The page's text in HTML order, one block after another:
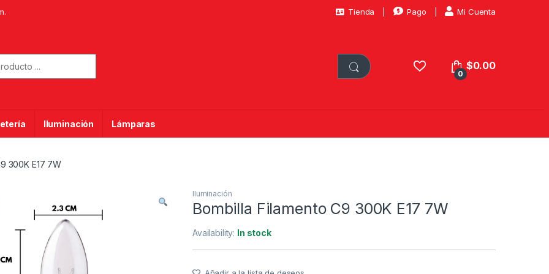
Tienda Pago Mi Cuenta
0
$0.00
Iluminación Lámparas
300K E17 7W
Iluminación
Bombilla Filamento C9 300K E17 7W
Availability: In stock